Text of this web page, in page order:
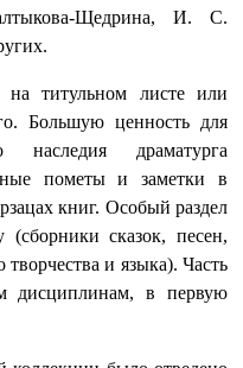
Щедрина, И. С.
титульном листе или
Большую ценность для
наследия драматурга
пометы и заметки в
книг. Особый раздел
(сборники сказок, песен,
творчества и языка). Часть
дисциплинам, в первую